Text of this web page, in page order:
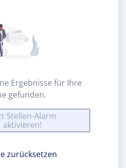
Ergebnisse für Ihre
gefunden.
Stellen-Alarm
aktivieren!
zurücksetzen